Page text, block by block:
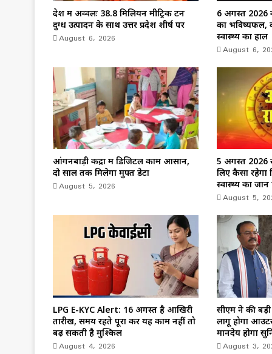
देश में अव्वलः 38.8 मिलियन मीट्रिक टन
दुग्ध उत्पादन के साथ उत्तर प्रदेश शीर्ष पर
August 6, 2026
6 अगस्त 2026
का भविष्यफल,
स्वास्थ्य का हाल
August 6,
आंगनबाड़ी केंद्रों में डिजिटल काम आसान,
दो साल तक मिलेगा मुफ्त डेटा
August 5, 2026
5 अगस्त 2026
लिए कैसा रहेगा
स्वास्थ्य का जानें
August 5,
LPG E-KYC Alert: 16 अगस्त है आखिरी
तारीख, समय रहते पूरा करें यह काम नहीं तो
बढ़ सकती है मुश्किल
August 4, 2026
सीएम ने की
लागू होगा
मानदेय होगा
August 3,